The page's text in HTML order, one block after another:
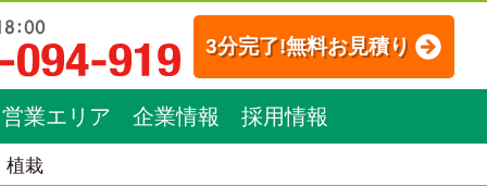
3分完了!無料お見積り
営業エリア 企業情報 採用情報
植栽